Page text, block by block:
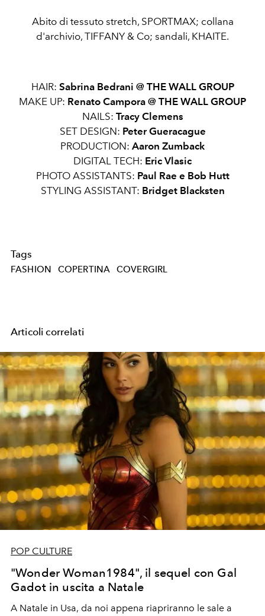
Abito di tessuto stretch, SPORTMAX; collana
d'archivio, TIFFANY & Co; sandali, KHAITE.
HAIR: Sabrina Bedrani @ THE WALL GROUP
MAKE UP: Renato Campora @ THE WALL GROUP
NAILS: Tracy Clemens
SET DESIGN: Peter Gueracague
PRODUCTION: Aaron Zumback
DIGITAL TECH: Eric Vlasic
PHOTO ASSISTANTS: Paul Rae e Bob Hutt
STYLING ASSISTANT: Bridget Blacksten
Tags
FASHION COPERTINA COVERGIRL
Articoli correlati
POP CULTURE
"Wonder Woman1984", il sequel con Gal
Gadot in uscita a Natale
A Natale in Usa, da noi appena riapriranno le sale a